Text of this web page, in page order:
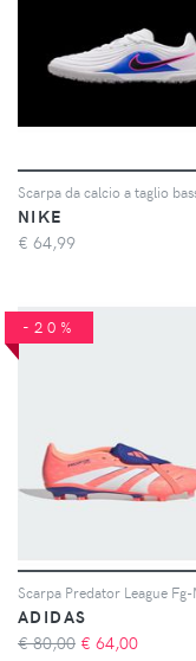
NIKE
€ 64,99
-20%
ADIDAS
€ 80,00 € 64,00